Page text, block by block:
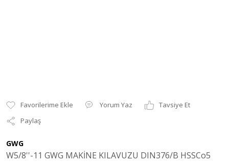
Yorum Yaz
Tavsiye Et
Paylaş
GWG
W5/8''-11 GWG MAKİNE KILAVUZU DIN376/B HSSCo5